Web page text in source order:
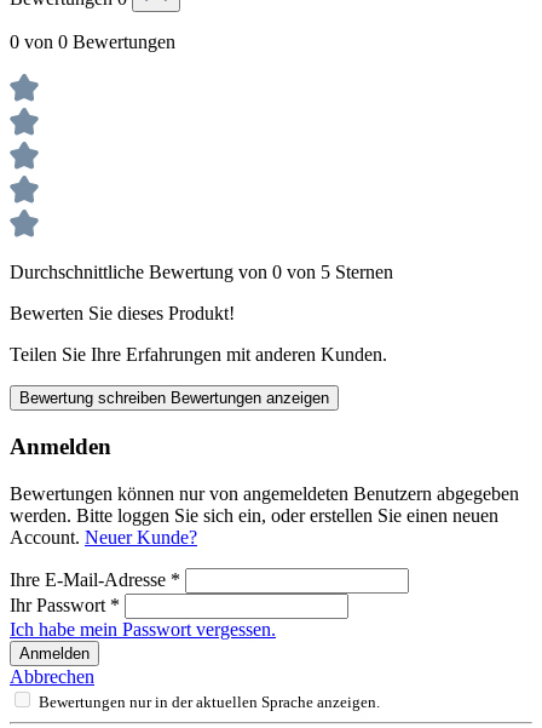
0 von 0 Bewertungen
Durchschnittliche Bewertung von 0 von 5 Sternen
Bewerten Sie dieses Produkt!
Teilen Sie Ihre Erfahrungen mit anderen Kunden.
Bewertung schreiben Bewertungen anzeigen
Anmelden
Bewertungen können nur von angemeldeten Benutzern abgegeben
werden. Bitte loggen Sie sich ein, oder erstellen Sie einen neuen
Account. Neuer Kunde?
Ihre E-Mail-Adresse *
Ihr Passwort *
Ich habe mein Passwort vergessen.
Anmelden
Abbrechen
Bewertungen nur in der aktuellen Sprache anzeigen.